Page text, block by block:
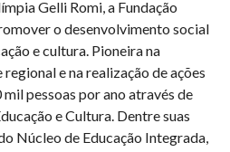
Gelli Romi, a Fundação
o desenvolvimento social
e cultura. Pioneira na
e na realização de ações
pessoas por ano através de
e Cultura. Dentre suas
Núcleo de Educação Integrada,